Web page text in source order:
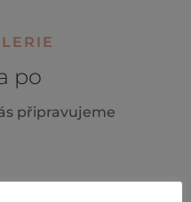
po
připravujeme